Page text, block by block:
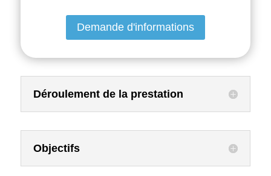
Demande d'informations
Déroulement de la prestation
Objectifs